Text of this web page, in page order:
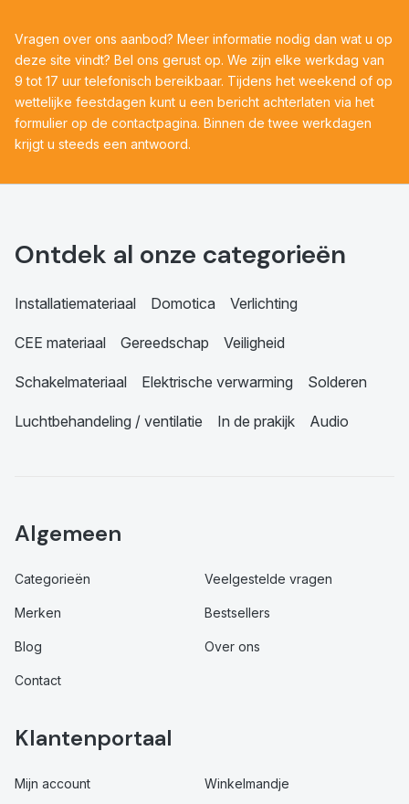
Vragen over ons aanbod? Meer informatie nodig dan wat u op
deze site vindt? Bel ons gerust op. We zijn elke werkdag van
9 tot 17 uur telefonisch bereikbaar. Tijdens het weekend of op
wettelijke feestdagen kunt u een bericht achterlaten via het
formulier op de contactpagina. Binnen de twee werkdagen
krijgt u steeds een antwoord.
Ontdek al onze categorieën
Installatiemateriaal Domotica Verlichting
CEE materiaal Gereedschap Veiligheid
Schakelmateriaal Elektrische verwarming Solderen
Luchtbehandeling / ventilatie In de prakijk Audio
Algemeen
Categorieën Veelgestelde vragen
Merken Bestsellers
Blog Over ons
Contact
Klantenportaal
Mijn account Winkelmandje